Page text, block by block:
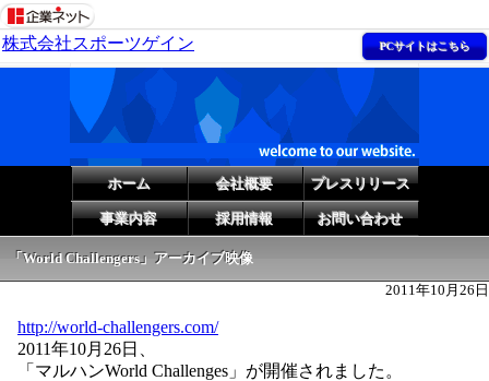
株式会社スポーツゲイン PCサイトはこちら
ホーム 会社概要 プレスリリース
事業内容 採用情報 お問い合わせ
「World Challengers」アーカイブ映像
2011年10月26日
http://world-challengers.com/
2011年10月26日、
「マルハンWorld Challenges」が開催されました。